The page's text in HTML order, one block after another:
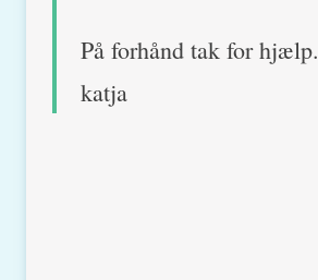
På forhånd tak for hjælp.
katja